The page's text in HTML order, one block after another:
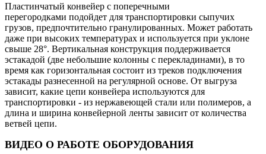
Пластинчатый конвейер с поперечными
перегородками подойдет для транспортировки сыпучих
грузов, предпочтительно гранулированных. Может работать
даже при высоких температурах и используется при уклоне
свыше 28°. Вертикальная конструкция поддерживается
эстакадой (две небольшие колонны с перекладинами), в то
время как горизонтальная состоит из треков подключения
эстакады разнесенной на регулярной основе. От выгруза
зависит, какие цепи конвейера используются для
транспортировки - из нержавеющей стали или полимеров, а
длина и ширина конвейерной ленты зависит от количества
ветвей цепи.
ВИДЕО О РАБОТЕ ОБОРУДОВАНИЯ